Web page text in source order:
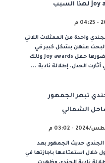
واحدة من الممثلات اللاتي
عنهن بشكل كبير في
الآونة الأخيرة، بعد حضورها حفل Joy awards وذلك
أثارت الجدل. إطلالة نادية ...
تبهر الجمهور
الشمالي
الجندي حديث الجمهور بعد
خلال استمتاعها باجازتها في